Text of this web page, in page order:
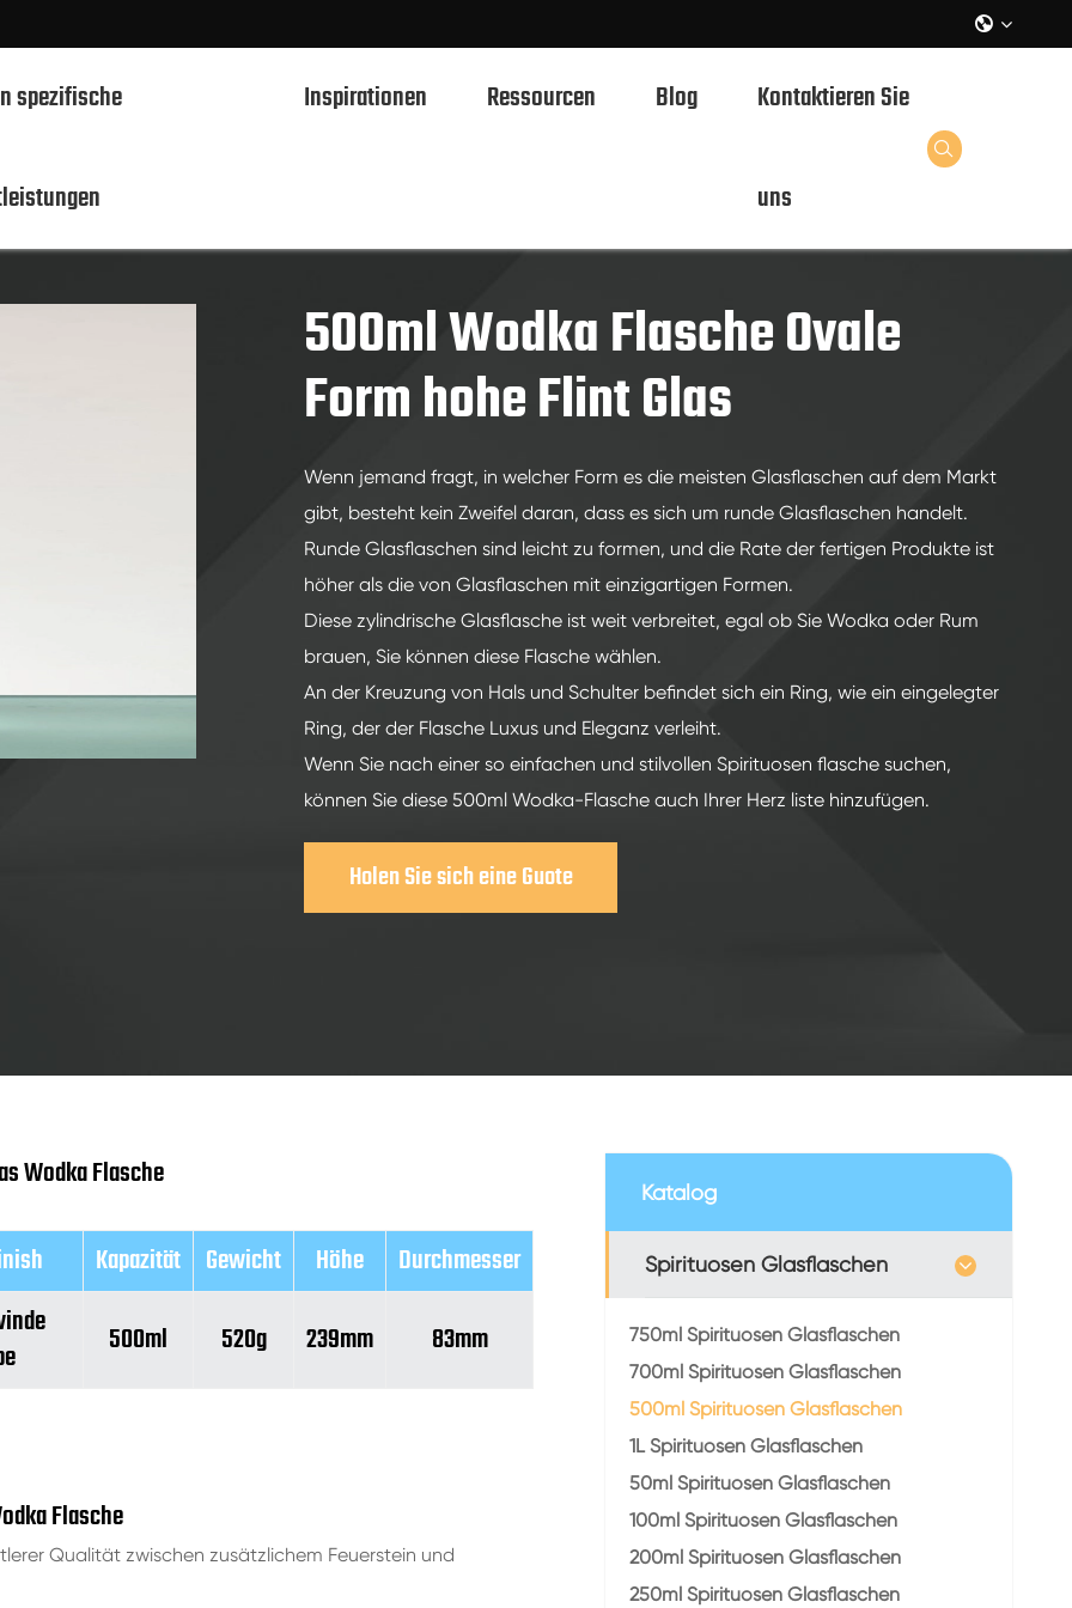

750ml Spirituosen Glasflaschen
700ml Spirituosen Glasflaschen
spezifische Inspirationen Ressourcen Blog Kontaktieren Sie
uns

500ml Spirituosen Glasflaschen 500ml Wodka Flasche Ovale Form hohe Flint Glas
500ml Wodka Flasche Ovale
Form hohe Flint Glas
Wenn jemand fragt, in welcher Form es die meisten Glasflaschen auf dem Markt
gibt, besteht kein Zweifel daran, dass es sich um runde Glasflaschen handelt.
Runde Glasflaschen sind leicht zu formen, und die Rate der fertigen Produkte ist
höher als die von Glasflaschen mit einzigartigen Formen.
Diese zylindrische Glasflasche ist weit verbreitet, egal ob Sie Wodka oder Rum
brauen, Sie können diese Flasche wählen.
An der Kreuzung von Hals und Schulter befindet sich ein Ring, wie ein eingelegter
Ring, der der Flasche Luxus und Eleganz verleiht.
Wenn Sie nach einer so einfachen und stilvollen Spirituosen flasche suchen,
können Sie diese 500ml Wodka-Flasche auch Ihrer Herz liste hinzufügen.
Holen Sie sich eine Guote
Wodka Flasche
Kapazität Gewicht Höhe
Durchmesser
500ml 520g 239mm 83mm
Flasche
Qualität zwischen zusätzlichem Feuerstein und
Katalog
Spirituosen Glasflaschen
750ml Spirituosen Glasflaschen
700ml Spirituosen Glasflaschen
500ml Spirituosen Glasflaschen
1L Spirituosen Glasflaschen
50ml Spirituosen Glasflaschen
100ml Spirituosen Glasflaschen
200ml Spirituosen Glasflaschen
250ml Spirituosen Glasflaschen